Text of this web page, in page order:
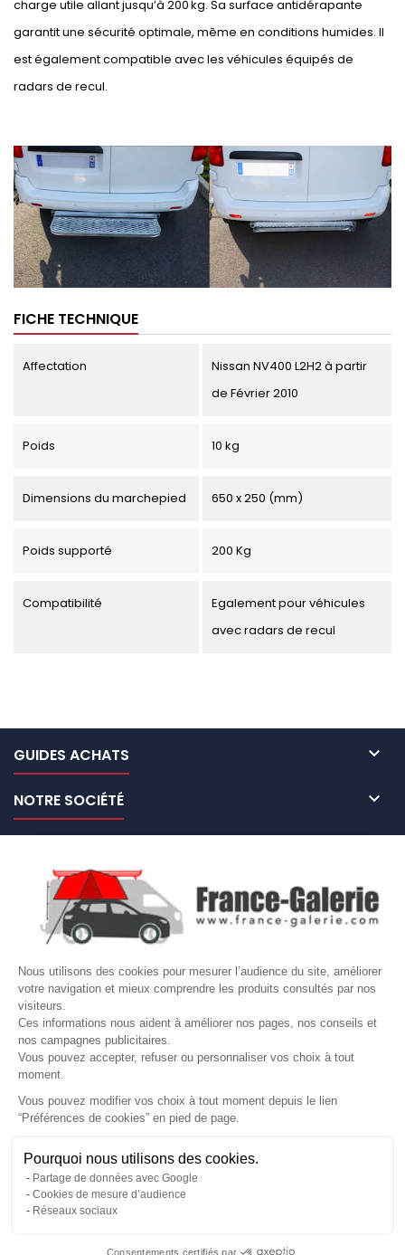
Nous utilisons des cookies pour mesurer l’audience du site, améliorer
votre navigation et mieux comprendre les produits consultés par nos
visiteurs.
Ces informations nous aident à améliorer nos pages, nos conseils et
nos campagnes publicitaires.
Vous pouvez accepter, refuser ou personnaliser vos choix à tout
moment.
Vous pouvez modifier vos choix à tout moment depuis le lien
“Préférences de cookies” en pied de page.
Pourquoi nous utilisons des cookies.
Partage de données avec Google
Cookies de mesure d’audience
Réseaux sociaux
Consentements certifiés par
Gérer mes cookies
charge utile allant jusqu’à 200 kg. Sa surface antidérapante
garantit une sécurité optimale, même en conditions humides. Il
est également compatible avec les véhicules équipés de
radars de recul.
FICHE TECHNIQUE
Affectation
Nissan NV400 L2H2 à partir
de Février 2010
Poids 10 kg
Dimensions du marchepied 650 x 250 (mm)
Poids supporté 200 Kg
Compatibilité
Egalement pour véhicules
avec radars de recul
GUIDES ACHATS 
NOTRE SOCIÉTÉ 
VOTRE COMPTE 
Site protégé par reCAPTCHA.
LETTRE D'INFORMATIONS
© Copyright 2026 France Galerie. Tous droits reservés.